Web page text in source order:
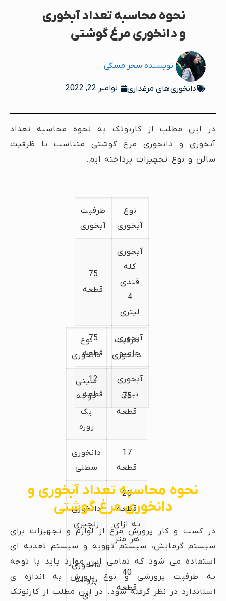
نحوه محاسبه تعداد آبخوری
و دانخوری مرغ گوشتی
نویسنده سحر مسکی
دانخوری‌های مرغداری نوامبر 22, 2022
در این مطلب از کارنوتک به نحوه محاسبه تعداد
آبخوری و دانخوری مرغ گوشتی متناسب با ظرفیت
سالن و نوع تجهیزات پرداخته ایم.
نوع
آبخوری
ظرفیت
آبخوری
آبخوری
کله
قندی
4
لیتری
75
قطعه
آبخوری
جامبو
75
قطعه
آبخوری
نیپل
12
قطعه
ظرفیت
دانخوری
نوع
دانخوری
75
قطعه
سینی
جوجه
یک
روزه
17
قطعه
دانخوری
سطلی
28
قطعه
به ازای
هر متر
دانخوری
زنچیری
40
قطعه
دانخوری
پروانه
ای
نحوه محاسبه تعداد آبخوری و
دانخوری مرغ گوشتی
در کسب و کار پرورش مرغ از لوازم و تجهیزات برای
سیستم گرمایش، سیستم تهویه و سیستم تغذیه ای
استفاده می شود که تمامی این موارد باید با توجه
به ظرفیت پرورشی و نوع پرورش به اندازه ی
استاندارد در نظر گرفته شود. در این مطلب از کارنوتک